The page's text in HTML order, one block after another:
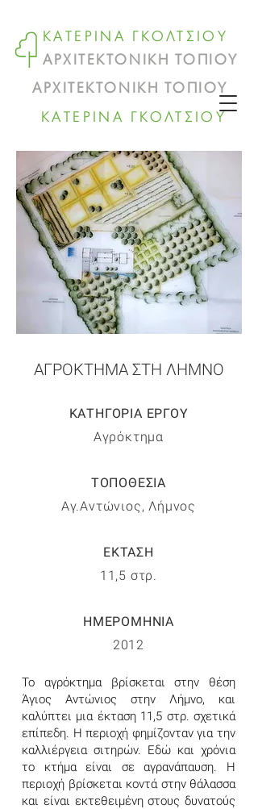
ΚΑΤΕΡΙΝΑ ΓΚΟΛΤΣΙΟΥ
ΑΡΧΙΤΕΚΤΟΝΙΚΗ ΤΟΠΙΟΥ
ΑΡΧΙΤΕΚΤΟΝΙΚΗ ΤΟΠΙΟΥ
ΚΑΤΕΡΙΝΑ ΓΚΟΛΤΣΙΟΥ
ΑΓΡΟΚΤΗΜΑ ΣΤΗ ΛΗΜΝΟ
ΚΑΤΗΓΟΡΙΑ ΕΡΓΟΥ
Αγρόκτημα
ΤΟΠΟΘΕΣΙΑ
Αγ.Αντώνιος, Λήμνος
ΕΚΤΑΣΗ
11,5 στρ.
ΗΜΕΡΟΜΗΝΙΑ
2012
To αγρόκτημα βρίσκεται στην θέση
Άγιος Αντώνιος στην Λήμνο, και
καλύπτει μια έκταση 11,5 στρ. σχετικά
επίπεδη. Η περιοχή φημίζονταν για την
καλλιέργεια σιτηρών. Εδώ και χρόνια
το κτήμα είναι σε αγρανάπαυση. Η
περιοχή βρίσκεται κοντά στην θάλασσα
και είναι εκτεθειμένη στους δυνατούς